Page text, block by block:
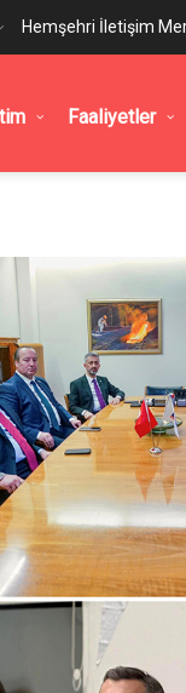
Hemşehri İletişim
Faaliyetler